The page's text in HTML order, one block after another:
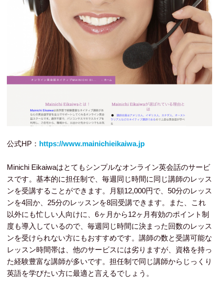
公式HP： https://www.mainichieikaiwa.jp
Minichi Eikaiwaはとてもシンプルなオンライン英会話のサービ
スです。基本的に担任制で、毎週同じ時間に同じ講師のレッス
ンを受講することができます。月額12,000円で、50分のレッス
ンを4回か、25分のレッスンを8回受講できます。また、これ
以外にも忙しい人向けに、6ヶ月から12ヶ月有効のポイント制
度も導入しているので、毎週同じ時間に決まった回数のレッス
ンを受けられない方にもおすすめです。講師の数と受講可能な
レッスン時間帯は、他のサービスには劣りますが、資格を持っ
た経験豊富な講師が多いです。担任制で同じ講師からじっくり
英語を学びたい方に最適と言えるでしょう。